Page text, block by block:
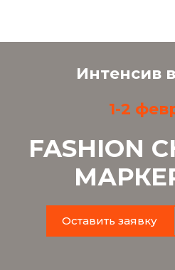
Интенсив
1-2
FASHION
Оставить заявку